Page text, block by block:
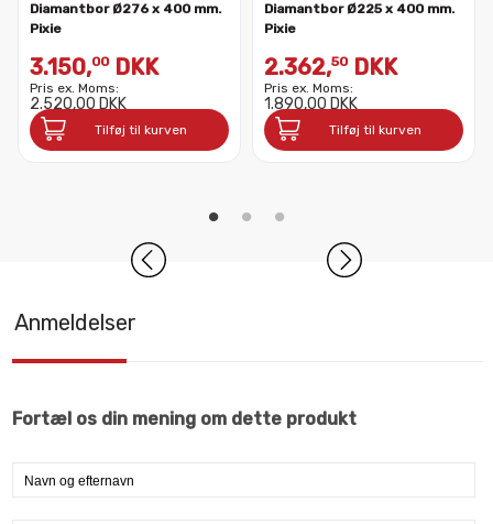
Diamantbor Ø276 x 400 mm.
Pixie
3.150,00DKK
Pris ex. Moms:
2.520,00 DKK
Tilføj til kurven
Diamantbor Ø225 x 400 mm.
Pixie
2.362,50DKK
Pris ex. Moms:
1.890,00 DKK
Tilføj til kurven
Anmeldelser
Fortæl os din mening om dette produkt